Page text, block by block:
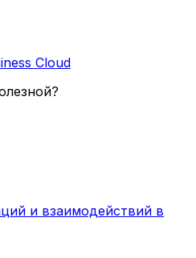
Cloud
и взаимодействий в